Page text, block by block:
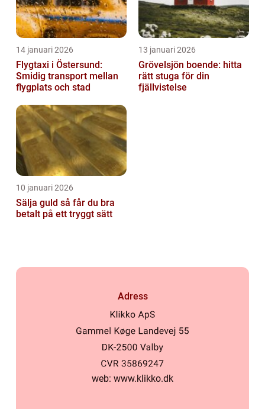
14 januari 2026
Flygtaxi i Östersund:
Smidig transport mellan
flygplats och stad
13 januari 2026
Grövelsjön boende: hitta
rätt stuga för din
fjällvistelse
10 januari 2026
Sälja guld så får du bra
betalt på ett tryggt sätt
Adress
web: www.klikko.dk